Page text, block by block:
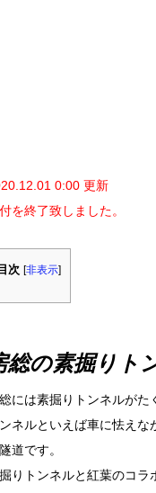
0:00 更新
を終了致しました。
次 [非表示]
総の素掘りト
には素掘りトンネルがた
ネルといえば車に怯えな
道です。
りトンネルと紅葉のコラ